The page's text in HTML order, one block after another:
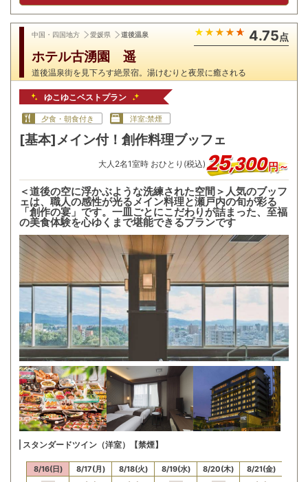
中国・四国地方 愛媛県 道後温泉 4.75点
ホテル古湧園 遥
道後温泉街を見下ろす絶景宿。湯けむりと夜景に癒される
ゆこゆこベストプラン
夕食・朝食付き 洋室:禁煙
[基本]メイン付！創作料理ブッフェ
大人 2名1室時 おひとり(税込)25,300円～
＜道後の空に浮かぶような洗練された空間＞人気のブッフ
ェは、職人の感性が光るメイン料理と瀬戸内の旬が彩る
「創作の宴」です。一皿ごとにこだわりが詰まった、至福
の美食体験を心ゆくまで堪能できるプランです
スタンダードツイン（洋室）【禁煙】
8/16(日)
8/17(月) 8/18(火)
8/19(水)
8/20(木)
8/21(金)